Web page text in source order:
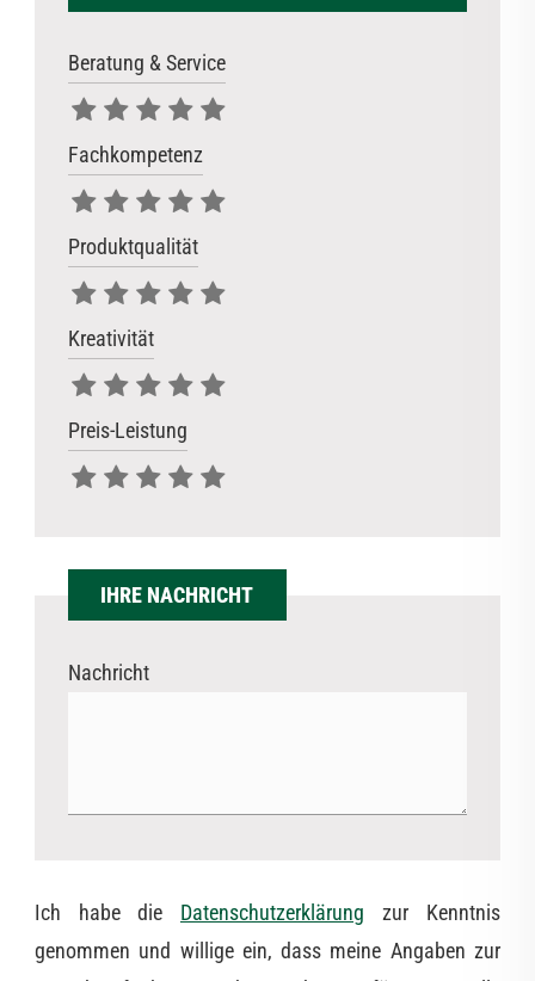
Beratung & Service
Fachkompetenz
Produktqualität
Kreativität
Preis-Leistung
IHRE NACHRICHT
Nachricht
Ich habe die Datenschutzerklärung zur Kenntnis
genommen und willige ein, dass meine Angaben zur